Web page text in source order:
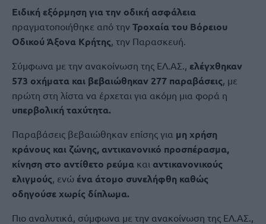
Ειδική εξόρμηση για την οδική ασφάλεια
πραγματοποιήθηκε από την Τροχαία του Βόρειου
Οδικού Άξονα Κρήτης, την Παρασκευή.
Σύμφωνα με την ανακοίνωση της ΕΛ.ΑΣ., ελέγχθηκαν
573 οχήματα και βεβαιώθηκαν 277 παραβάσεις, με
πρώτη στη λίστα να έρχεται για ακόμη μια φορά η
υπερβολική ταχύτητα.
Παραβάσεις βεβαιώθηκαν επίσης για μη χρήση
κράνους και ζώνης, αντικανονικό προσπέρασμα,
κίνηση στο αντίθετο ρεύμα και αντικανονικούς
ελιγμούς, ενώ ένα άτομο συνελήφθη καθώς
οδηγούσε χωρίς δίπλωμα.
Πιο αναλυτικά, σύμφωνα με την ανακοίνωση της ΕΛ.ΑΣ.,